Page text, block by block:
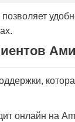
онлайн на